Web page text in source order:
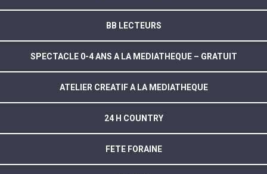
BB LECTEURS
SPECTACLE 0-4 ANS A LA MEDIATHEQUE – GRATUIT
ATELIER CREATIF A LA MEDIATHEQUE
24 H COUNTRY
FETE FORAINE